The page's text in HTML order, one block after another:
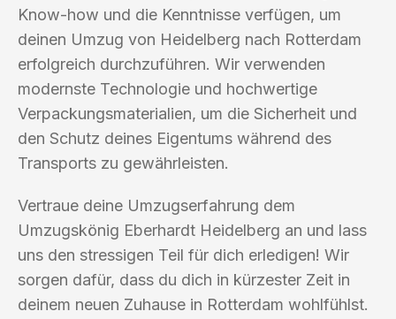
Know-how und die Kenntnisse verfügen, um
deinen Umzug von Heidelberg nach Rotterdam
erfolgreich durchzuführen. Wir verwenden
modernste Technologie und hochwertige
Verpackungsmaterialien, um die Sicherheit und
den Schutz deines Eigentums während des
Transports zu gewährleisten.
Vertraue deine Umzugserfahrung dem
Umzugskönig Eberhardt Heidelberg an und lass
uns den stressigen Teil für dich erledigen! Wir
sorgen dafür, dass du dich in kürzester Zeit in
deinem neuen Zuhause in Rotterdam wohlfühlst.